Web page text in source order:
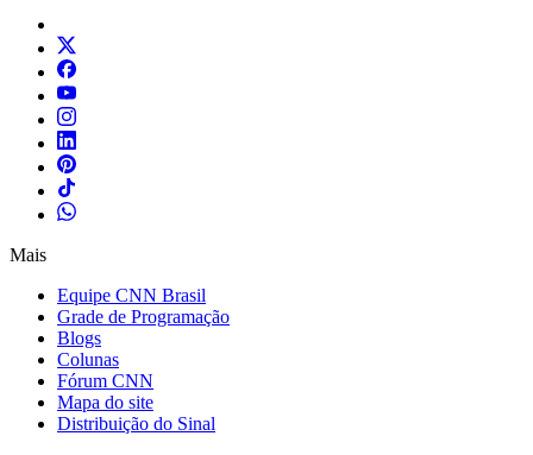
Mais
Equipe CNN Brasil
Grade de Programação
Blogs
Colunas
Fórum CNN
Mapa do site
Distribuição do Sinal